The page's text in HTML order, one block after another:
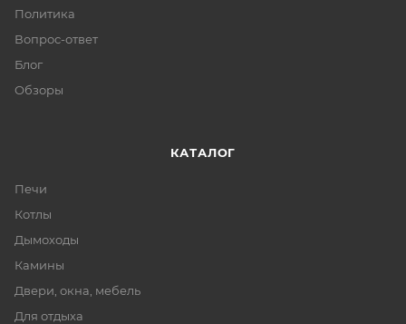
Политика
Вопрос-ответ
Блог
Обзоры
КАТАЛОГ
Печи
Котлы
Дымоходы
Камины
Двери, окна, мебель
Для отдыха